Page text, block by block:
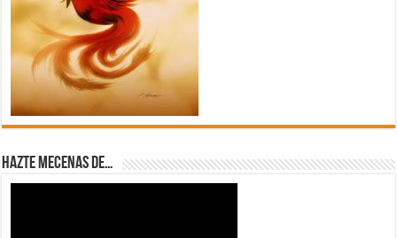
Hazte Mecenas de…